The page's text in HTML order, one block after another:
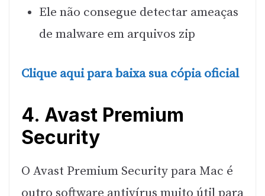
Ele não consegue detectar ameaças
de malware em arquivos zip
Clique aqui para baixa sua cópia oficial
4. Avast Premium
Security
O Avast Premium Security para Mac é
outro software antivírus muito útil para